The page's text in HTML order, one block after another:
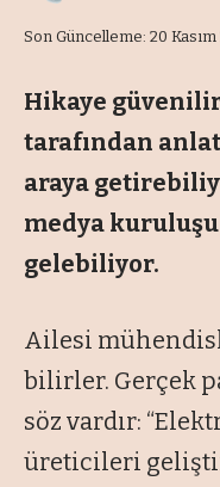
Son Güncelleme: 20 Kasım
Hikaye
tarafından
araya
medya
gelebiliyor.
Ailesi
bilirler. Gerçek
söz vardır:
üreticileri